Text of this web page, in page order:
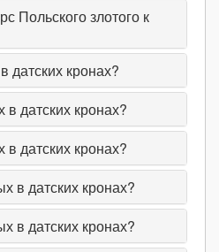
Польского злотого к
датских кронах?
в датских кронах?
в датских кронах?
в датских кронах?
в датских кронах?